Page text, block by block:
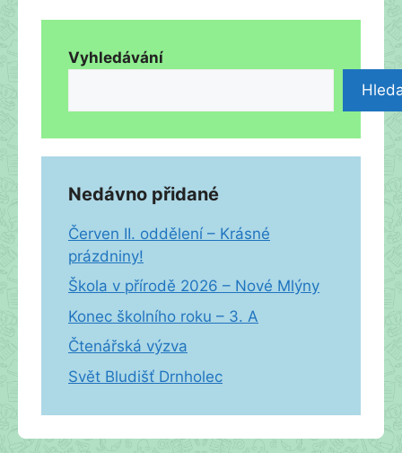
Vyhledávání
Nedávno přidané
Červen II. oddělení – Krásné
prázdniny!
Škola v přírodě 2026 – Nové Mlýny
Konec školního roku – 3. A
Čtenářská výzva
Svět Bludišť Drnholec